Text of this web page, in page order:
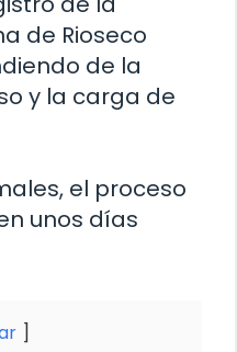
de Rioseco
de la
y la carga de
el proceso
unos días